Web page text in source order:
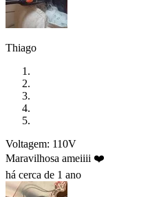
Thiago
Voltagem: 110V
Maravilhosa ameiiii ❤️
há cerca de 1 ano